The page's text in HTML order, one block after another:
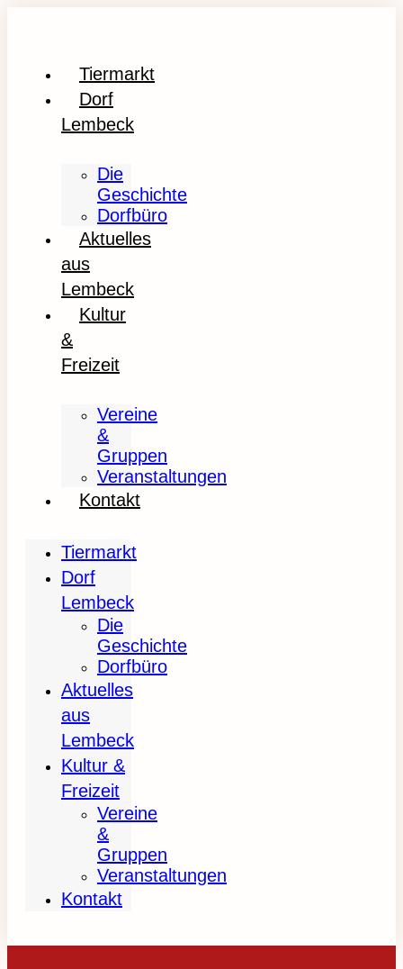
Tiermarkt
Dorf
Lembeck
Die
Geschichte
Dorfbüro
Aktuelles
aus
Lembeck
Kultur
&
Freizeit
Vereine
&
Gruppen
Veranstaltungen
Kontakt
Tiermarkt
Dorf
Lembeck
Die
Geschichte
Dorfbüro
Aktuelles
aus
Lembeck
Kultur &
Freizeit
Vereine
&
Gruppen
Veranstaltungen
Kontakt